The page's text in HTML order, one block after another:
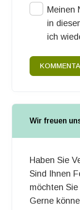
Meinen
in
ich
Wir freuen
Haben Sie
Sind Ihnen
möchten
Gerne